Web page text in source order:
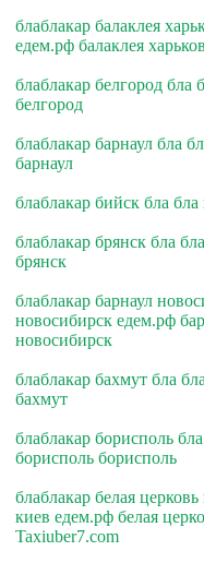
блаблакар балаклея
едем.рф балаклея
блаблакар белгород бла
белгород
блаблакар барнаул бла
барнаул
блаблакар бийск бла
блаблакар брянск бла
брянск
блаблакар барнаул
новосибирск едем.рф
новосибирск
блаблакар бахмут бла
бахмут
блаблакар борисполь
борисполь борисполь
блаблакар белая
киев едем.рф белая
Taxiuber7.com